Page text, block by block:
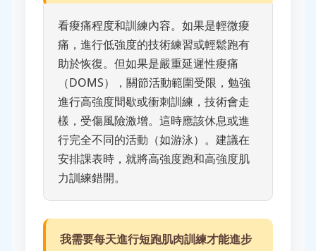
看痠痛程度和訓練內容。如果是輕微痠
痛，進行低強度的技術練習或輕鬆跑有
助於恢復。但如果是嚴重延遲性痠痛
（DOMS），關節活動範圍受限，勉強
進行高強度間歇或衝刺訓練，技術會走
樣，受傷風險激增。這時應該休息或進
行完全不同的活動（如游泳）。建議在
安排課表時，就將高強度跑和高強度肌
力訓練錯開。
我需要每天進行短跑肌肉訓練才能進步